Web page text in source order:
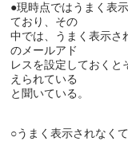
●現時点ではうまく表
ており、その
中では、うまく表示さ
のメールアド
レスを設定しておく
えられている